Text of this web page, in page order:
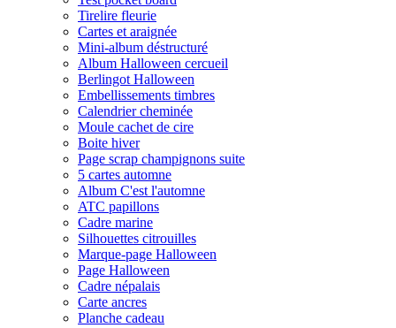
Tirelire fleurie
Cartes et araignée
Mini-album déstructuré
Album Halloween cercueil
Berlingot Halloween
Embellissements timbres
Calendrier cheminée
Moule cachet de cire
Boite hiver
Page scrap champignons suite
5 cartes automne
Album C'est l'automne
ATC papillons
Cadre marine
Silhouettes citrouilles
Marque-page Halloween
Page Halloween
Cadre népalais
Carte ancres
Planche cadeau